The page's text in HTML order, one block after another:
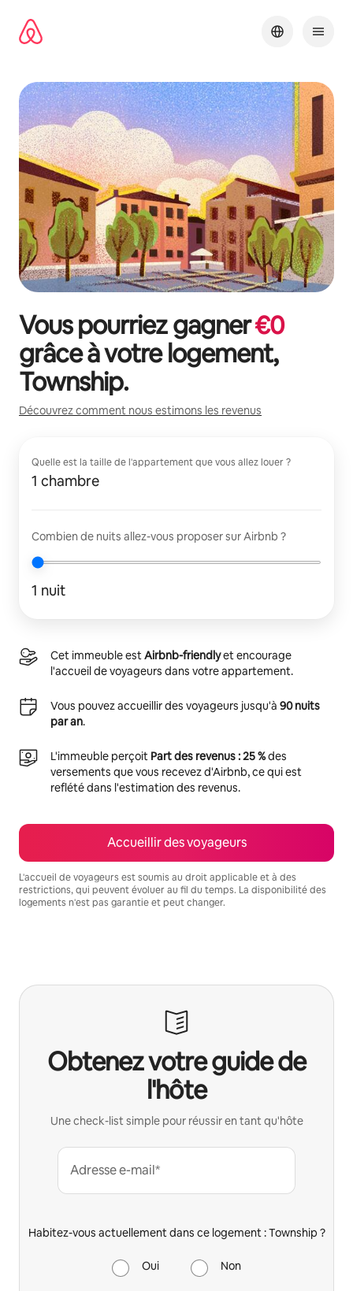
directement
Vous pourriez gagner€0
grâce à votre logement,
Township.
Découvrez comment nous estimons les revenus
Quelle est la taille de l'appartement que vous allez louer ?
1 chambre
Combien de nuits allez-vous proposer sur Airbnb ?
1 nuit
Cet immeuble estAirbnb-friendlyet encourage
l'accueil de voyageurs dans votre appartement.
Vous pouvez accueillir des voyageurs jusqu'à 90 nuits
par an.
L'immeuble perçoit Part des revenus : 25 %des
versements que vous recevez d'Airbnb, ce qui est
reflété dans l'estimation des revenus.
Accueillir des voyageurs
L'accueil de voyageurs est soumis au droit applicable et à des
restrictions, qui peuvent évoluer au fil du temps. La disponibilité des
logements n'est pas garantie et peut changer.
Obtenez votre guide de
l'hôte
Une check-list simple pour réussir en tant qu'hôte
Adresse e-mail*
Habitez-vous actuellement dans ce logement : Township ?
Oui Non